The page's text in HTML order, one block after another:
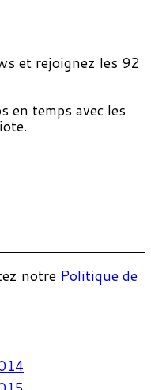
et rejoignez les 92
en temps avec les
notre Politique de